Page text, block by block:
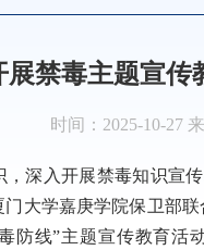
展禁毒主题宣传
时间：2025-10-27
深入开展禁毒知识宣
大学嘉庚学院保卫部
线”主题宣传教育活